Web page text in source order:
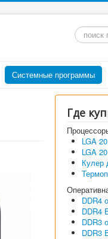
Искать...
Системные программы
Где
LGA
LGA
Кулер
DDR4
DDR4
DDR3
DDR3